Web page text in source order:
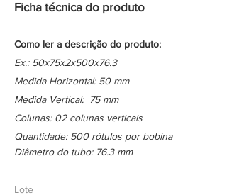
Ficha técnica do produto
Como ler a descrição do produto:
Ex.: 50x75x2x500x76.3
Medida Horizontal: 50 mm
Medida Vertical: 75 mm
Colunas: 02 colunas verticais
Quantidade: 500 rótulos por bobina
Diâmetro do tubo: 76.3 mm
Lote